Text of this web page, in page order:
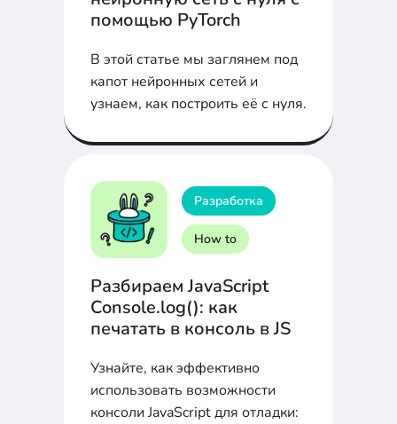
помощью PyTorch
В этой статье мы заглянем под
капот нейронных сетей и
узнаем, как построить её с нуля.
Разработка
How to
Разбираем JavaScript
Console.log(): как
печатать в консоль в JS
Узнайте, как эффективно
использовать возможности
консоли JavaScript для отладки: